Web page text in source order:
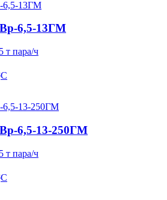
6,5-13ГМ
т пара/ч
С
6,5-13-250ГМ
т пара/ч
С